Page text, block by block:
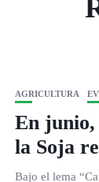
AGRICULTURA
En junio,
la Soja
Bajo el lema